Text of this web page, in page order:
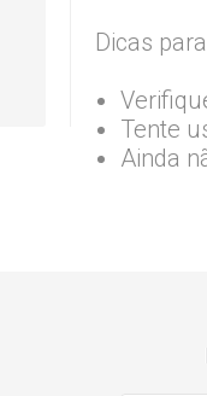
Dicas
Tente
Ainda